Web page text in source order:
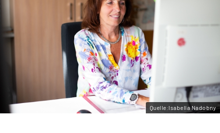
Sozialdienste & Zuweisende
Erweiterte Suche
Gebärdensprache
Leichte Sprache
Quelle:Isabella Nadobny